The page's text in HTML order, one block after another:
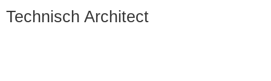
Technisch Architect